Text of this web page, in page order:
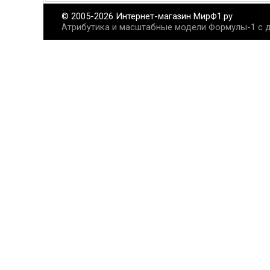
© 2005-2026 Интернет-магазин МирФ1.ру
Атрибутика и масштабные модели Формулы-1 с